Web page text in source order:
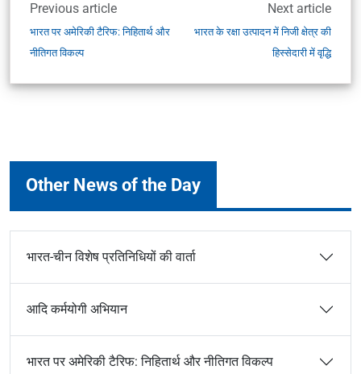
Previous article
भारत पर अमेरिकी टैरिफ: निहितार्थ और
नीतिगत विकल्प
Next article
भारत के रक्षा उत्पादन में निजी क्षेत्र की
हिस्सेदारी में वृद्धि
Other News of the Day
भारत-चीन विशेष प्रतिनिधियों की वार्ता
आदि कर्मयोगी अभियान
भारत पर अमेरिकी टैरिफ: निहितार्थ और नीतिगत विकल्प